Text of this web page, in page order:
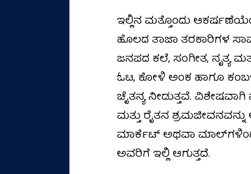
ಇಲ್ಲಿನ ಮತ್ತೊಂದು
ಹೊಲದ ತಾಜಾ ತರಕಾರಿಗಳ
ಜನಪದ ಕಲೆ, ಸಂಗೀತ, ನೃತ್ಯ
ಓಟ, ಕೋಳಿ ಅಂಕ ಹಾಗೂ
ಚೈತನ್ಯ ನೀಡುತ್ತವೆ.
ಮತ್ತು ರೈತನ
ಮಾರ್ಕೆಟ್ ಅಥವಾ ಮಾಲ್‌ಗಳಿಂದ
ಅವರಿಗೆ ಇಲ್ಲಿ ಆಗುತ್ತದೆ.